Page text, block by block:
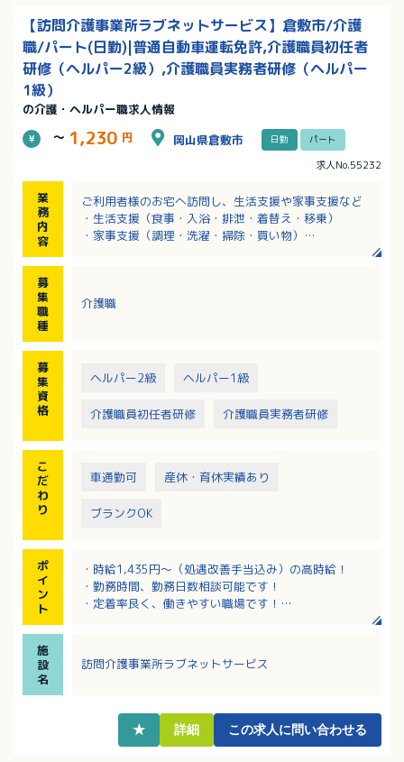
【訪問介護事業所ラブネットサービス】倉敷市/介護
職/パート(日勤)|普通自動車運転免許,介護職員初任者
研修（ヘルパー2級）,介護職員実務者研修（ヘルパー
1級）
の介護・ヘルパー職求人情報
～ 1,230 円 岡山県倉敷市 日勤 パート
求人No.55232
業
務
内
容
ご利用者様のお宅へ訪問し、生活支援や家事支援など
・生活支援（食事・入浴・排泄・着替え・移乗）
・家事支援（調理・洗濯・掃除・買い物）
※エリア：倉敷市内全域（希望地域等は相談可）
募
集
職
種
介護職
募
集
資
格
ヘルパー2級 ヘルパー1級
介護職員初任者研修 介護職員実務者研修
こ
だ
わ
り
車通勤可 産休・育休実績あり
ブランクOK
ポ
イ
ン
ト
・時給1,435円～（処遇改善手当込み）の高時給！
・勤務時間、勤務日数相談可能です！
・定着率良く、働きやすい職場です！
・ベテランサービス提供多数在籍！サービスについて
の相談、指導してくださいます。
施
設
名
訪問介護事業所ラブネットサービス
★ 詳細 この求人に問い合わせる